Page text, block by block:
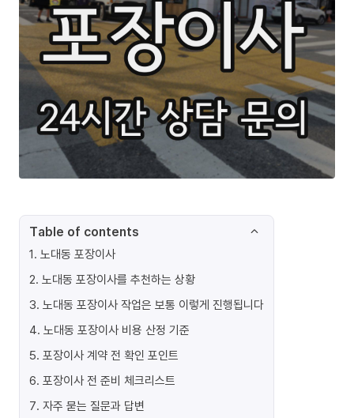
Table of contents
1. 노대동 포장이사
2. 노대동 포장이사를 추천하는 상황
3. 노대동 포장이사 작업은 보통 이렇게 진행됩니다
4. 노대동 포장이사 비용 산정 기준
5. 포장이사 계약 전 확인 포인트
6. 포장이사 전 준비 체크리스트
7. 자주 묻는 질문과 답변